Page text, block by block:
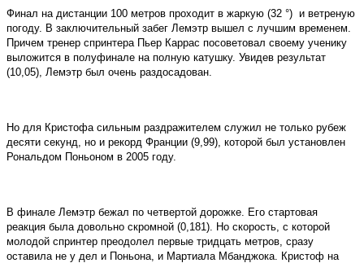
Финал на дистанции 100 метров проходит в жаркую (32 °) и ветреную
погоду. В заключительный забег Лемэтр вышел с лучшим временем.
Причем тренер спринтера Пьер Каррас посоветовал своему ученику
выложится в полуфинале на полную катушку. Увидев результат
(10,05), Лемэтр был очень раздосадован.
Но для Кристофа сильным раздражителем служил не только рубеж
десяти секунд, но и рекорд Франции (9,99), которой был установлен
Рональдом Поньоном в 2005 году.
В финале Лемэтр бежал по четвертой дорожке. Его стартовая
реакция была довольно скромной (0,181). Но скорость, с которой
молодой спринтер преодолел первые тридцать метров, сразу
оставила не у дел и Поньона, и Мартиала Мбанджока. Кристоф на